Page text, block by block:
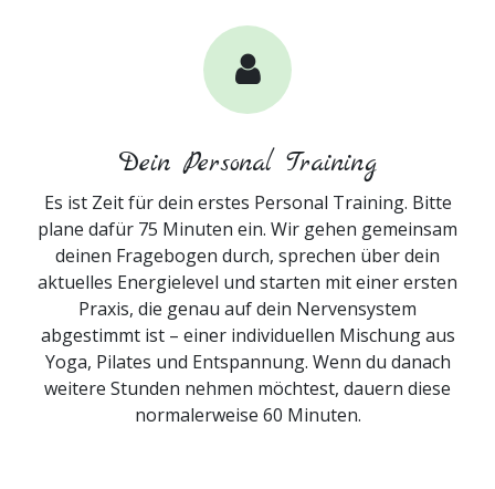
Dein Personal Training
Es ist Zeit für dein erstes Personal Training. Bitte
plane dafür 75 Minuten ein. Wir gehen gemeinsam
deinen Fragebogen durch, sprechen über dein
aktuelles Energielevel und starten mit einer ersten
Praxis, die genau auf dein Nervensystem
abgestimmt ist – einer individuellen Mischung aus
Yoga, Pilates und Entspannung. Wenn du danach
weitere Stunden nehmen möchtest, dauern diese
normalerweise 60 Minuten.